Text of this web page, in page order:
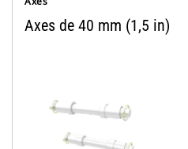
Axes de 40 mm (1,5 in)